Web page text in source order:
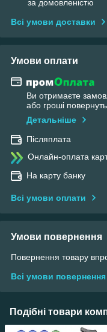
за домовленістю
Всі умови доставки
Умови оплати
Ви отримаєте
або гроші
Детальніше
Післяплата
Онлайн-оплата
На карту банку
Всі умови оплати
Умови повернення
Повернення товару
Всі умови повернення
Подібні товари